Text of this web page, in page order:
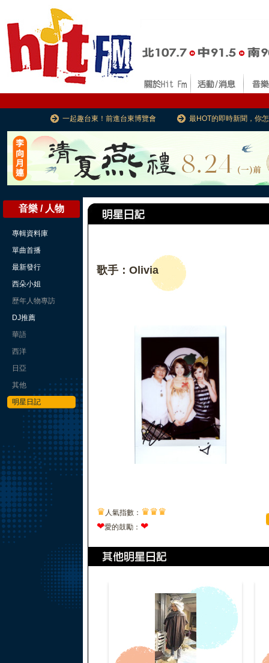
一起趣台東！前進台東博覽會 最HOT的即時新聞，你
音樂 / 人物
專輯資料庫
單曲首播
最新發行
西朵小姐
歷年人物專訪
DJ推薦
華語
西洋
日亞
其他
明星日記
歌手：Olivia
♛ 人氣指數： ♛♛♛
❤愛的鼓勵： ❤